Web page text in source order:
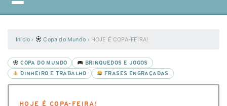
Início › Copa do Mundo › HOJE É COPA-FEIRA!
COPA DO MUNDO
BRINQUEDOS E JOGOS
DINHEIRO E TRABALHO
FRASES ENGRAÇADAS
HOJE É COPA-FEIRA!